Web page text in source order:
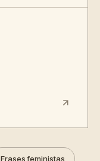
Frases feministas